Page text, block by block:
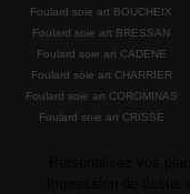
Foulard soie art BOUCHEIX
Foulard soie art BRESSAN
Foulard soie art CADENE
Foulard soie art CHARRIER
Foulard soie art COROMINAS
Foulard soie art CRISSE